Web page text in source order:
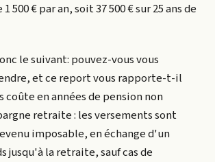
500 € par an, soit 37 500 € sur 25 ans de
le suivant: pouvez-vous vous
et ce report vous rapporte-t-il
coûte en années de pension non
retraite : les versements sont
imposable, en échange d'un
jusqu'à la retraite, sauf cas de